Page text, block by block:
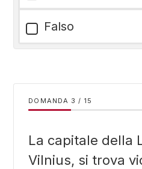
Falso
DOMANDA / 15
La capitale della
Vilnius, si trova